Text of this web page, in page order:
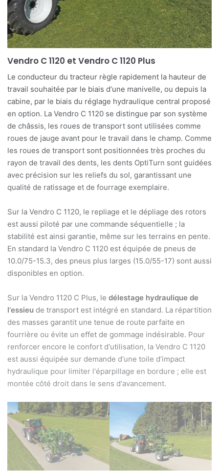
Vendro C 1120 et Vendro C 1120 Plus
Le conducteur du tracteur règle rapidement la hauteur de
travail souhaitée par le biais d‘une manivelle, ou depuis la
cabine, par le biais du réglage hydraulique central proposé
en option. La Vendro C 1120 se distingue par son système
de châssis, les roues de transport sont utilisées comme
roues de jauge avant pour le travail dans le champ. Comme
les roues de transport sont positionnées très proches du
rayon de travail des dents, les dents OptiTurn sont guidées
avec précision sur les reliefs du sol, garantissant une
qualité de ratissage et de fourrage exemplaire.
Sur la Vendro C 1120, le repliage et le dépliage des rotors
est aussi piloté par une commande séquentielle ; la
stabilité est ainsi garantie, même sur les terrains en pente.
En standard la Vendro C 1120 est équipée de pneus de
10.0/75-15.3, des pneus plus larges (15.0/55-17) sont aussi
disponibles en option.
Sur la Vendro 1120 C Plus, le délestage hydraulique de
l‘essieu de transport est intégré en standard. La répartition
des masses garantit une tenue de route parfaite en
fourrière ou évite un effet de gommage indésirable. Pour
renforcer encore le confort d‘utilisation, la Vendro C 1120
est aussi équipée sur demande d‘une toile d‘impact
hydraulique pour limiter l‘éparpillage en bordure ; elle est
montée côté droit dans le sens d‘avancement.